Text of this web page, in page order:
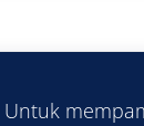
Untuk